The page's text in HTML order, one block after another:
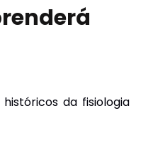
da fisiologia